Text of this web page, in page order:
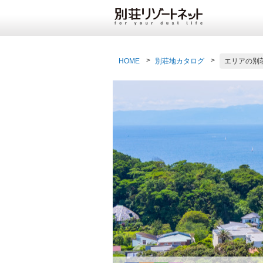
HOME 別荘地カタログ エリアの別